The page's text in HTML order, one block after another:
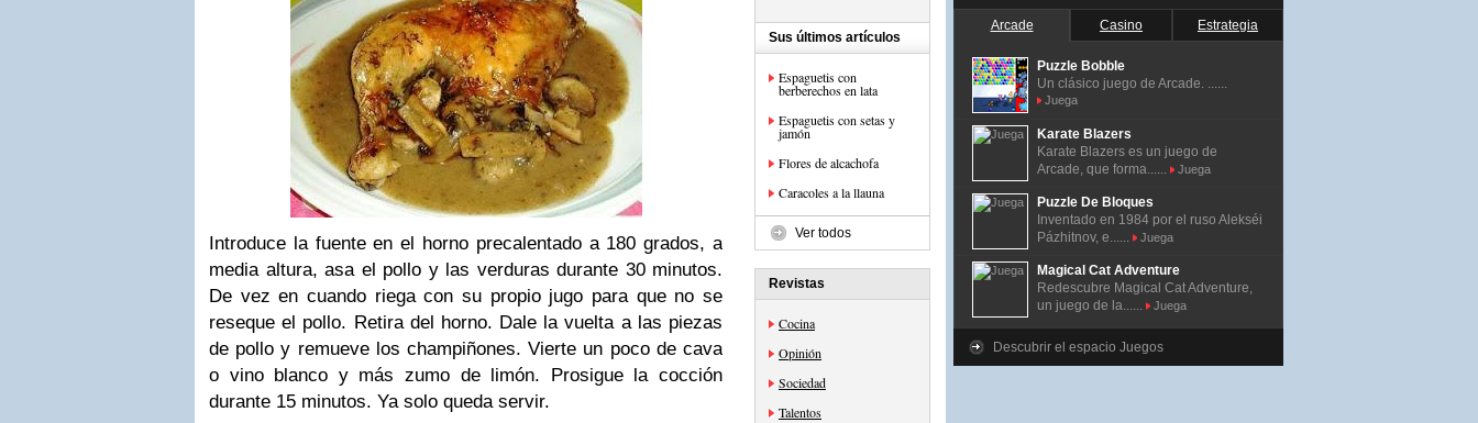
Introduce la fuente en el horno precalentado a 180 grados, a
media altura, asa el pollo y las verduras durante 30 minutos.
De vez en cuando riega con su propio jugo para que no se
reseque el pollo. Retira del horno. Dale la vuelta a las piezas
de pollo y remueve los champiñones. Vierte un poco de cava
o vino blanco y más zumo de limón. Prosigue la cocción
durante 15 minutos. Ya solo queda servir.
Sus últimos artículos
Espaguetis con
berberechos en lata
Espaguetis con setas y
jamón
Flores de alcachofa
Caracoles a la llauna
Ver todos
Revistas
Cocina
Opinión
Sociedad
Talentos
Arcade Casino Estrategia
Puzzle Bobble
Un clásico juego de Arcade. ......
Juega
Karate Blazers
Karate Blazers es un juego de
Arcade, que forma......
Juega
Puzzle De Bloques
Inventado en 1984 por el ruso Alekséi
Pázhitnov, e......
Juega
Magical Cat Adventure
Redescubre Magical Cat Adventure,
un juego de la......
Juega
Descubrir el espacio Juegos